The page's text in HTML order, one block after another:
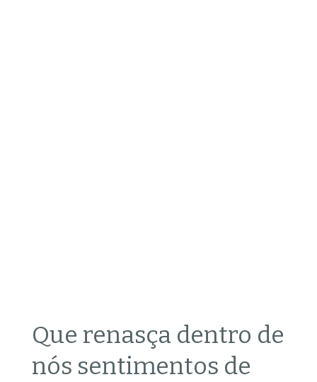
Que renasça dentro de
nós sentimentos de